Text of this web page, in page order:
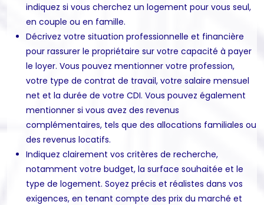
indiquez si vous cherchez un logement pour vous seul,
en couple ou en famille.
Décrivez votre situation professionnelle et financière
pour rassurer le propriétaire sur votre capacité à payer
le loyer. Vous pouvez mentionner votre profession,
votre type de contrat de travail, votre salaire mensuel
net et la durée de votre CDI. Vous pouvez également
mentionner si vous avez des revenus
complémentaires, tels que des allocations familiales ou
des revenus locatifs.
Indiquez clairement vos critères de recherche,
notamment votre budget, la surface souhaitée et le
type de logement. Soyez précis et réalistes dans vos
exigences, en tenant compte des prix du marché et